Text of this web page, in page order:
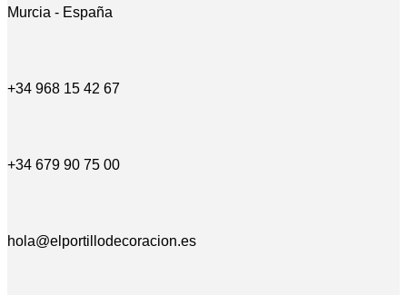
Murcia - España
+34 968 15 42 67
+34 679 90 75 00
hola@elportillodecoracion.es